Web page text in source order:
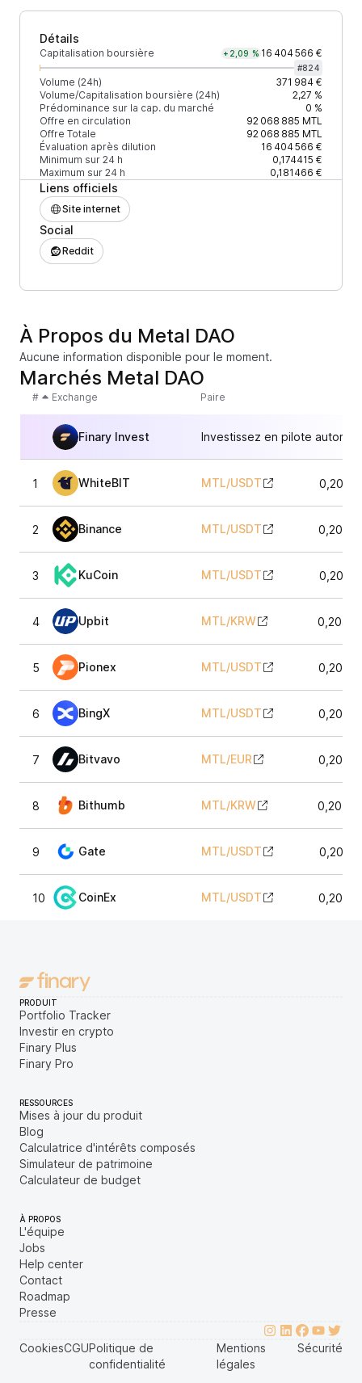
Détails
Capitalisation boursière +2,09 % 16 404 566 €
#824
Volume (24h)
371 984 €
Volume/Capitalisation boursière (24h)
2,27 %
Prédominance sur la cap. du marché
0 %
Offre en circulation
92 068 885 MTL
Offre Totale
92 068 885 MTL
Évaluation après dilution
16 404 566 €
Minimum sur 24 h
0,174415 €
Maximum sur 24 h
0,181466 €
Liens officiels
Site internet
Social
Reddit
À Propos du Metal DAO
Aucune information disponible pour le moment.
Marchés Metal DAO
# Exchange Paire
Finary Invest Investissez en pilote
1 WhiteBIT MTL/USDT
2 Binance MTL/USDT
3 KuCoin MTL/USDT
4 Upbit MTL/KRW
5 Pionex MTL/USDT
6 BingX MTL/USDT
7 Bitvavo MTL/EUR
8 Bithumb MTL/KRW
9 Gate MTL/USDT
10 CoinEx MTL/USDT
PRODUIT
Portfolio Tracker
Investir en crypto
Finary Plus
Finary Pro
RESSOURCES
Mises à jour du produit
Blog
Calculatrice d'intérêts composés
Simulateur de patrimoine
Calculateur de budget
À PROPOS
L'équipe
Jobs
Help center
Contact
Roadmap
Presse
CookiesCGUPolitique de
confidentialité
Mentions
légales
Sécurité